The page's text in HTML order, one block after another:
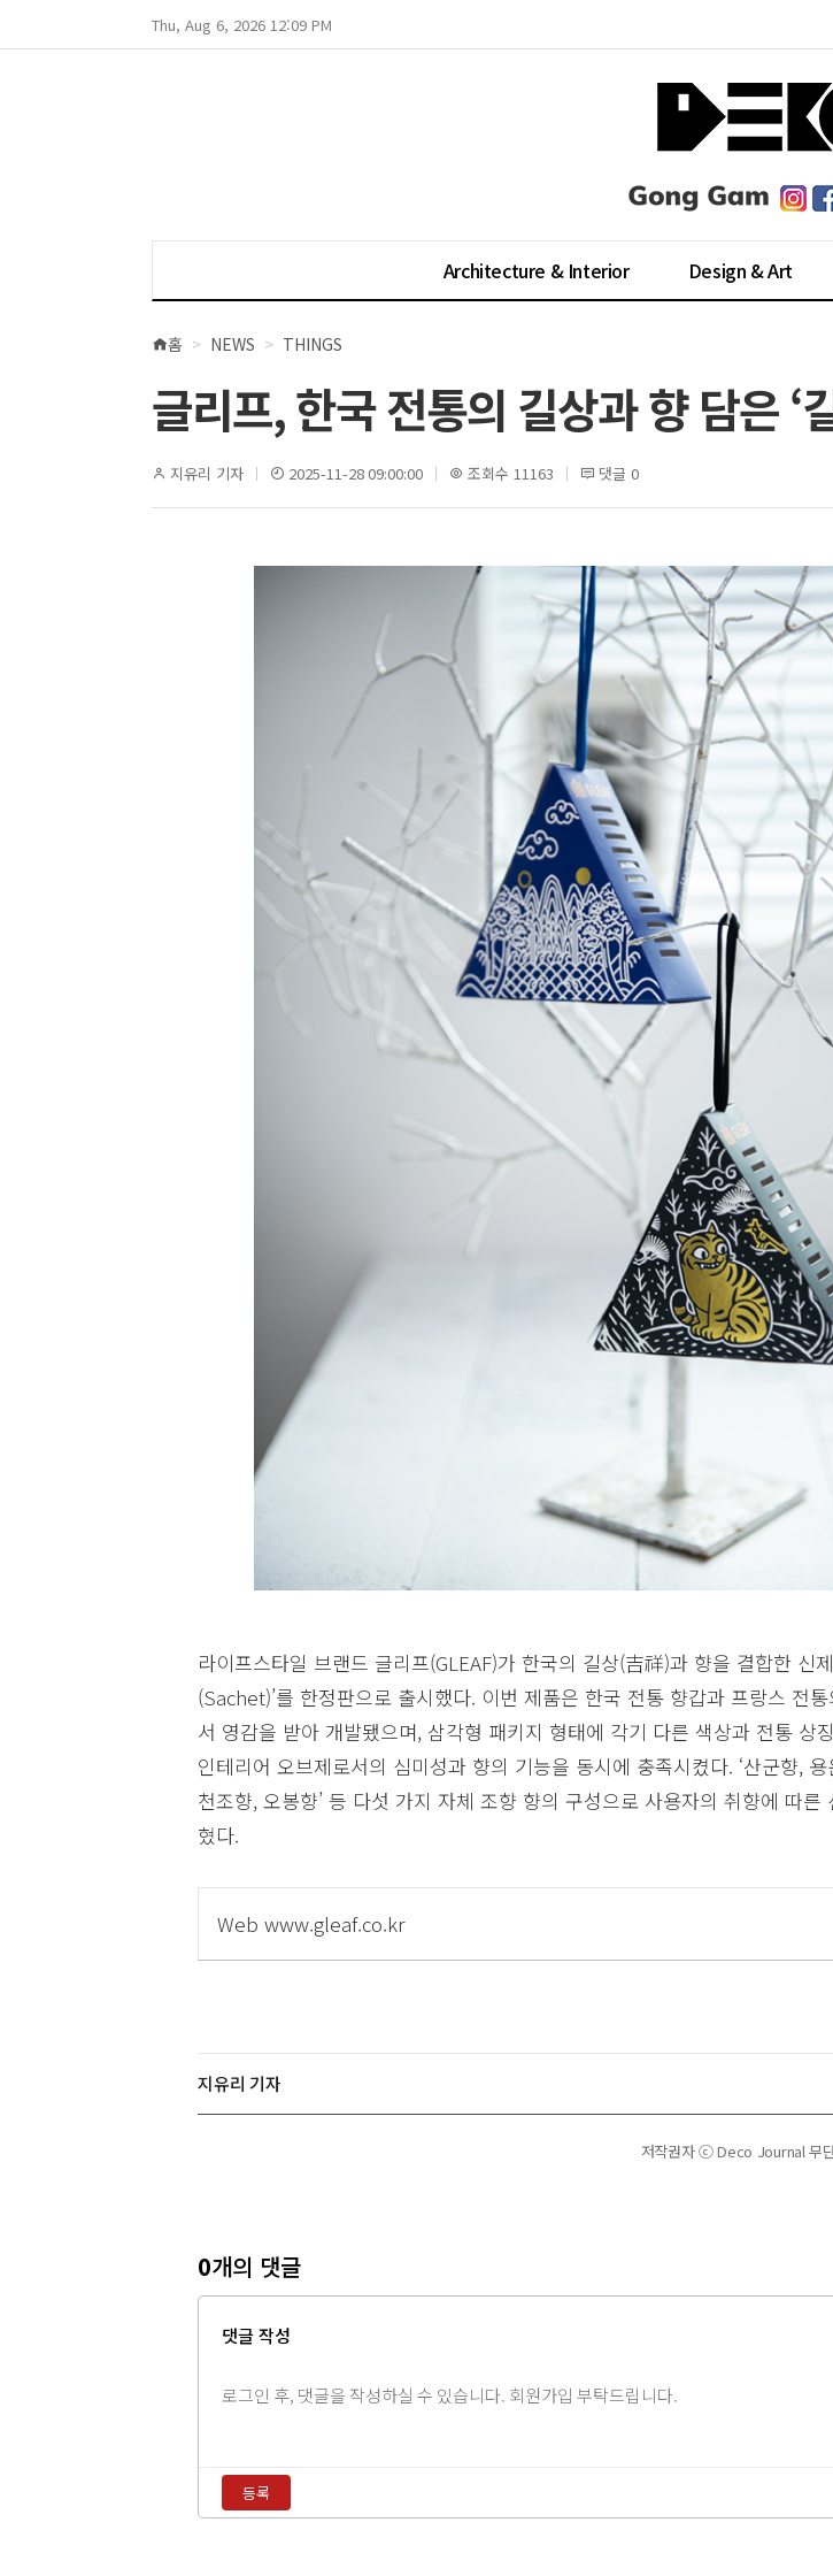
Thu, Aug 6, 2026 12:09 PM
Architecture & Interior Design & Art
현
위
치
홈 NEWS THINGS
글리프, 한국 전통의 길상과 향 담은 ‘
지유리 기자 2025-11-28 09:00:00 조회수 11163 댓글 0
라이프스타일 브랜드 글리프(GLEAF)가 한국의 길상(吉祥)과 향을 결합한 신
(Sachet)’를 한정판으로 출시했다. 이번 제품은 한국 전통 향갑과 프랑스 전
서 영감을 받아 개발됐으며, 삼각형 패키지 형태에 각기 다른 색상과 전통 상
인테리어 오브제로서의 심미성과 향의 기능을 동시에 충족시켰다. ‘산군향,
천조향, 오봉향’ 등 다섯 가지 자체 조향 향의 구성으로 사용자의 취향에 따른
혔다.
Web www.gleaf.co.kr
지유리 기자
저작권자 ⓒ Deco Journal 무
0개의 댓글
댓글 작성
력
등록